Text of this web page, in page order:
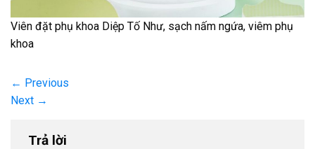
Viên đặt phụ khoa Diệp Tố Như, sạch nấm ngứa, viêm phụ
khoa
← Previous
Next →
Trả lời